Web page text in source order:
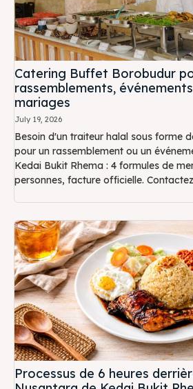
Catering Buffet Borobudur
rassemblements,
mariages
July 19, 2026
Besoin d'un traiteur halal sous forme
pour un rassemblement ou un
Kedai Bukit Rhema : 4 formules de
personnes, facture officielle.
Processus de 6 heures